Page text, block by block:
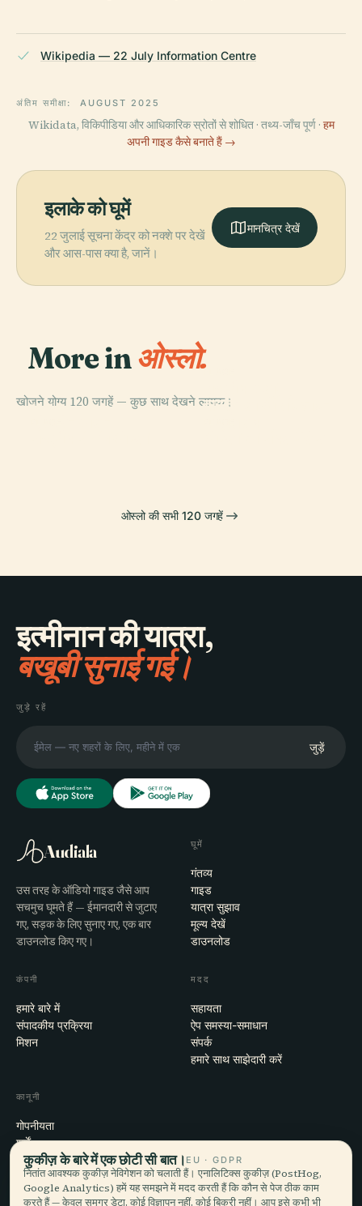
Wikipedia — 22 July Information Centre
अंतिम समीक्षा: AUGUST 2025
Wikidata, विकिपीडिया और आधिकारिक स्रोतों से शोधित · तथ्य-जाँच पूर्ण · हम
अपनी गाइड कैसे बनाते हैं →
इलाके को घूमें
22 जुलाई सूचना केंद्र को नक्शे पर देखें
और आस-पास क्या है, जानें।
मानचित्र देखें
More inओस्लो.
खोजने योग्य 120 जगहें — कुछ साथ देखने लायक।
PLACE
PLACE
वास्तुकला और डिज़ाइन
ओस्लो की सभी 120 जगहें
इत्मीनान की यात्रा,
बखूबी सुनाई गई।
जुड़े रहें
जुड़ें
Audiala
उस तरह के ऑडियो गाइड जैसे आप
सचमुच घूमते हैं — ईमानदारी से जुटाए
गए, सड़क के लिए सुनाए गए, एक बार
डाउनलोड किए गए।
घूमें
गंतव्य
गाइड
यात्रा सुझाव
मूल्य देखें
डाउनलोड
कंपनी
हमारे बारे में
संपादकीय प्रक्रिया
मिशन
मदद
सहायता
ऐप समस्या-समाधान
संपर्क
हमारे साथ साझेदारी करें
कानूनी
गोपनीयता
शर्तें
कुकी सेटिंग्स
खाता हटाएँ
कुकीज़ के बारे में एक छोटी सी बात। EU · GDPR
नितांत आवश्यक कुकीज़ नेविगेशन को चलाती हैं। एनालिटिक्स कुकीज़ (PostHog,
Google Analytics) हमें यह समझने में मदद करती हैं कि कौन से पेज ठीक काम
करते हैं — केवल समग्र डेटा, कोई विज्ञापन नहीं, कोई बिक्री नहीं। आप इसे कभी भी